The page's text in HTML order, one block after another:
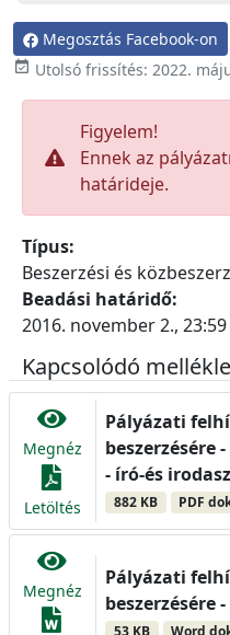
Megosztás Facebook-on
 Utolsó frissítés: 2022.
Figyelem!
Ennek az
határideje.
Típus:
Beszerzési és
Beadási határidő:
2016. november 2., 23:59
Kapcsolódó
Megnéz
Letöltés
Pályázati
beszerzésére
- író-és
882 KB PDF
Megnéz
Pályázati
beszerzésére
53 KB Word